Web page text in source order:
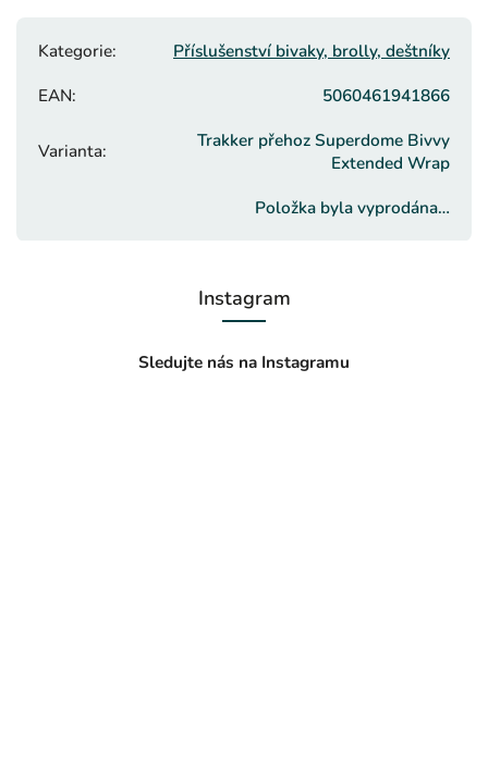
Kategorie:
Příslušenství bivaky, brolly, deštníky
EAN: 5060461941866
Varianta:
Trakker přehoz Superdome Bivvy
Extended Wrap
Položka byla vyprodána…
Instagram
Sledujte nás na Instagramu